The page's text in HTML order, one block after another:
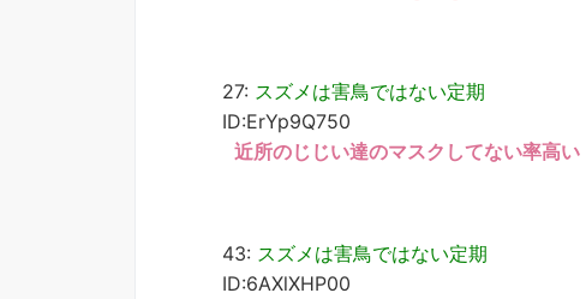
27: スズメは害鳥ではない定期
ID:ErYp9Q750
近所のじじい達のマスクしてない率高い
43: スズメは害鳥ではない定期
ID:6AXlXHP00